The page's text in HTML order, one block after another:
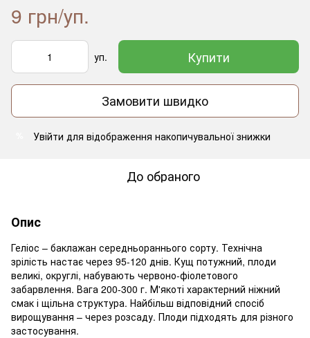
9 грн/уп.
уп. Купити
Замовити швидко
Увійти для відображення накопичувальної знижки
До обраного
Опис
Геліос – баклажан середньораннього сорту. Технічна
зрілість настає через 95-120 днів. Кущ потужний, плоди
великі, округлі, набувають червоно-фіолетового
забарвлення. Вага 200-300 г. М'якоті характерний ніжний
смак і щільна структура. Найбільш відповідний спосіб
вирощування – через розсаду. Плоди підходять для різного
застосування.